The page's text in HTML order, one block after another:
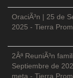
OraciÃ³n | 25 de
2025 - Tierra
2Âª ReuniÃ³n
Septiembre de
meta - Tierra